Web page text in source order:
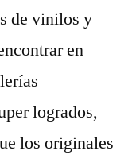
de vinilos y
en
logrados,
los originales